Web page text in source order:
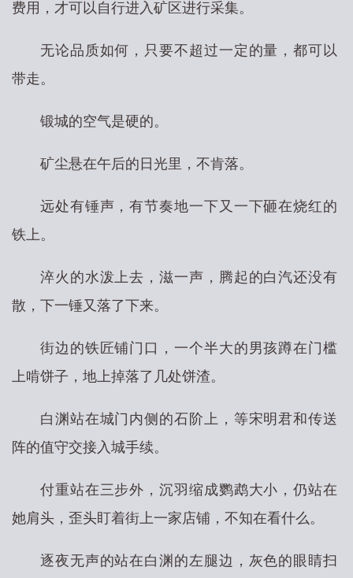
费用，才可以自行进入矿区进行采集。
无论品质如何，只要不超过一定的量，都可以
带走。
锻城的空气是硬的。
矿尘悬在午后的日光里，不肯落。
远处有锤声，有节奏地一下又一下砸在烧红的
铁上。
淬火的水泼上去，滋一声，腾起的白汽还没有
散，下一锤又落了下来。
街边的铁匠铺门口，一个半大的男孩蹲在门槛
上啃饼子，地上掉落了几处饼渣。
白渊站在城门内侧的石阶上，等宋明君和传送
阵的值守交接入城手续。
付重站在三步外，沉羽缩成鹦鹉大小，仍站在
她肩头，歪头盯着街上一家店铺，不知在看什么。
逐夜无声的站在白渊的左腿边，灰色的眼睛扫